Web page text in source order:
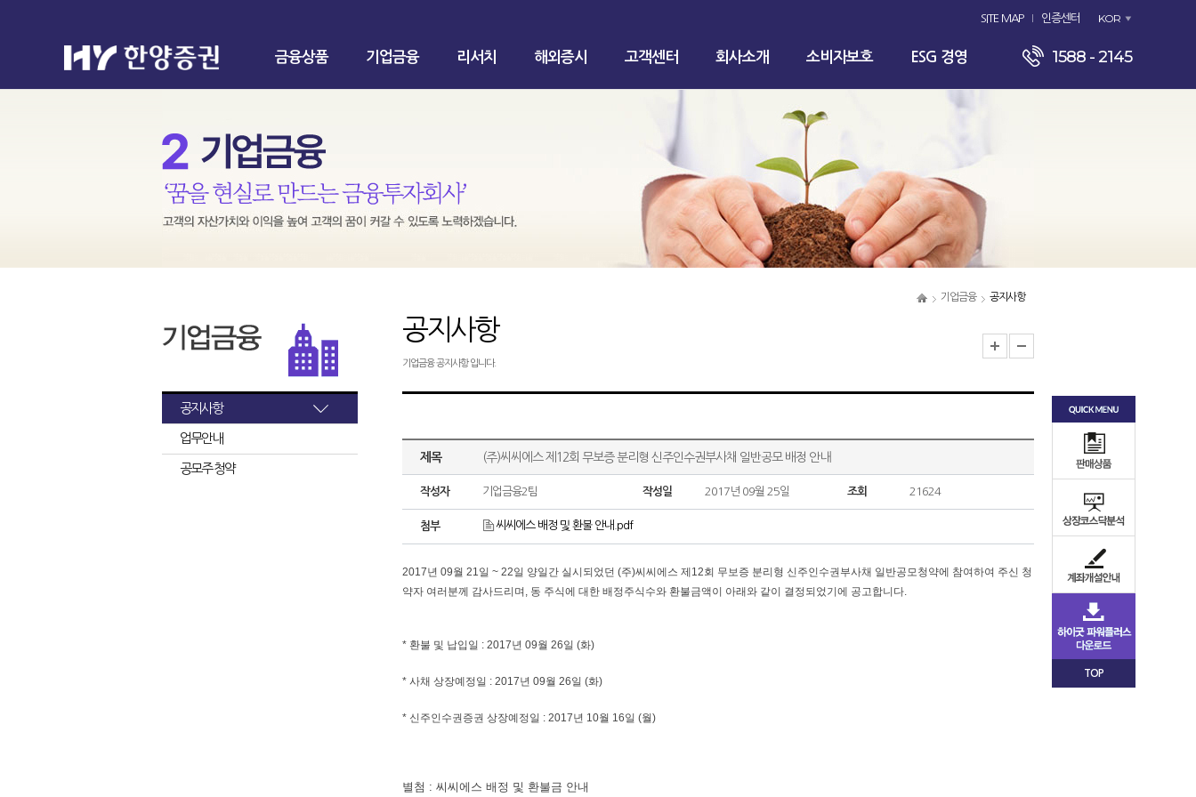
SITE MAP 인증센터 KOR
금융상품 기업금융 리서치 해외증시 고객센터 회사소개 소비자보호 ESG 경영 1588 - 2145
기업금융 공지사항
공지사항
업무안내
공모주 청약
공지사항
기업금융 공지사항 입니다.
제목 (주)씨씨에스 제12회 무보증 분리형 신주인수권부사채 일반공모 배정 안내
작성자 기업금융2팀 작성일 2017년 09월 25일 조회 21624
첨부 씨씨에스 배정 및 환불 안내.pdf
2017년 09월 21일 ~ 22일 양일간 실시되었던 (주)씨씨에스 제12회 무보증 분리형 신주인수권부사채 일반공모청약에 참여하여 주신 청
약자 여러분께 감사드리며, 동 주식에 대한 배정주식수와 환불금액이 아래와 같이 결정되었기에 공고합니다.
* 환불 및 납입일 : 2017년 09월 26일 (화)
* 사채 상장예정일 : 2017년 09월 26일 (화)
* 신주인수권증권 상장예정일 : 2017년 10월 16일 (월)
별첨 : 씨씨에스 배정 및 환불금 안내
TOP